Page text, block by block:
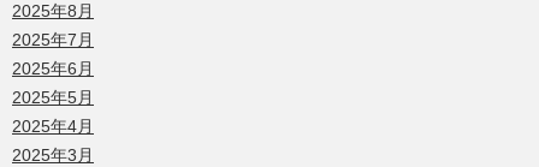
2025年8月
2025年7月
2025年6月
2025年5月
2025年4月
2025年3月